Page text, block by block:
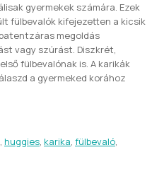
gyermekek számára. Ezek
fülbevalók kifejezetten a kicsik
megoldás
vagy szúrást. Diszkrét,
fülbevalónak is. A karikák
a gyermeked korához
, huggies, karika, fülbevaló,